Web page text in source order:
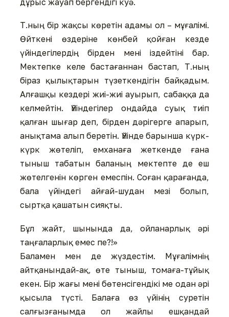
Т.ның бір жақсы көретін адамы ол – мұғалімі.
Өйткені өздеріне көнбей қойған кезде
үйіндегілердің бірден мені іздейтіні бар.
Мектепке келе бастағаннан бастап, Т.ның
біраз қылықтарын түзеткендігін байқадым.
Алғашқы кездері жиі-жиі ауырып, сабаққа да
келмейтін. Үйіндегілер ондайда суық тиіп
қалған шығар деп, бірден дәрігерге апарып,
анықтама алып беретін. Үйінде барынша күрк-
күрк жөтеліп, емханаға жеткенде ғана
тыныш табатын баланың мектепте де еш
жөтелгенін көрген емеспін. Соған қарағанда,
бала үйіндегі айғай-шудан мезі болып,
сыртқа қашатын сияқты.
Бұл жайт, шынында да, ойланарлық әрі
таңғаларлық емес пе?!»
Баламен мен де жүздестім. Мұғалімнің
айтқанындай-ақ, өте тыныш, томаға-тұйық
екен. Бір жағы мені бөтенсігендікі ме одан әрі
қысыла түсті. Балаға өз үйінің суретін
салғызғанымда ол жайлы ешқандай